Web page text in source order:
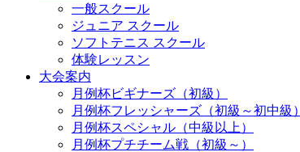
一般スクール
ジュニア スクール
ソフトテニス スクール
体験レッスン
大会案内
月例杯ビギナーズ（初級）
月例杯フレッシャーズ（初級～初中級）
月例杯スペシャル（中級以上）
月例杯プチチーム戦（初級～）